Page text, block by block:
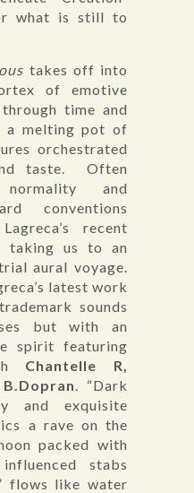
what is still to
takes off into
of emotive
time and
a melting pot of
orchestrated
taste. Often
and
conventions
recent
taking us to an
aural voyage.
latest work
sounds
but with an
spirit featuring
Chantelle R,
. “Dark
and exquisite
a rave on the
packed with
stabs
flows like water